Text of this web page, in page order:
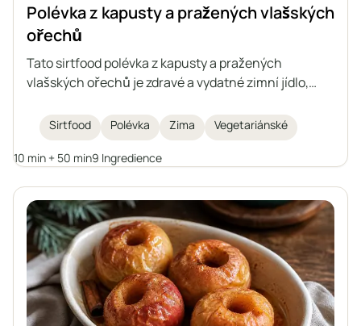
Polévka z kapusty a pražených vlašských
ořechů
Tato sirtfood polévka z kapusty a pražených
vlašských ořechů je zdravé a vydatné zimní jídlo,
navrch posypaná křupavými vlašskými ořechy – je
zároveň uklidňující i chutná.
Sirtfood Polévka Zima Vegetariánské
10 min + 50 min9 Ingredience